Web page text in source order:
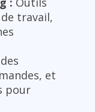
travail,
et
pour